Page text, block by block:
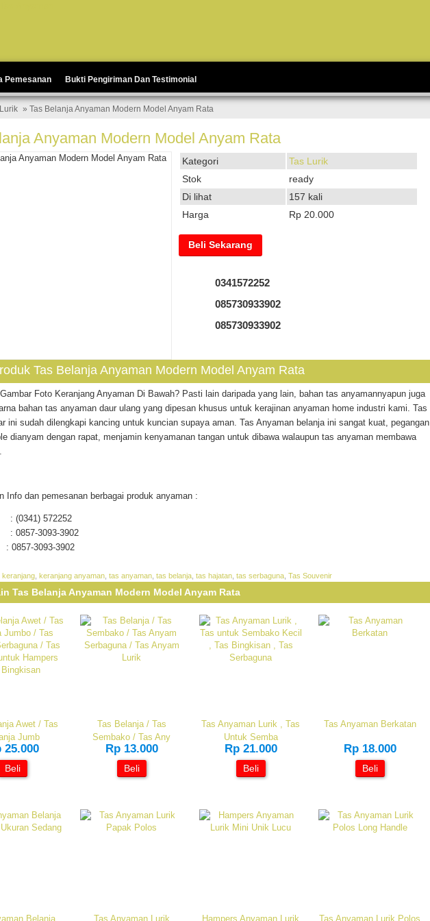
Pemesanan Bukti Pengiriman Dan Testimonial
» Tas Belanja Anyaman Modern Model Anyam Rata
Anyaman Modern Model Anyam Rata
Kategori
Tas Lurik
Stok
ready
Di lihat
157 kali
Harga
Rp 20.000
Beli Sekarang
0341572252
085730933902
085730933902
Tas Belanja Anyaman Modern Model Anyam Rata
Foto Keranjang Anyaman Di Bawah? Pasti lain daripada yang lain, bahan tas anyamannyapun juga
bahan tas anyaman daur ulang yang dipesan khusus untuk kerajinan anyaman home industri kami. Tas
ini sudah dilengkapi kancing untuk kuncian supaya aman. Tas Anyaman belanja ini sangat kuat, pegangan
dianyam dengan rapat, menjamin kenyamanan tangan untuk dibawa walaupun tas anyaman membawa
Info dan pemesanan berbagai produk anyaman :
572252
3093-3902
0857-3093-3902
keranjang keranjang anyaman tas anyaman tas belanja tas hajatan tas serbaguna Tas Souvenir
Tas Belanja Anyaman Modern Model Anyam Rata
Awet / Tas
Jumb
25.000
Beli
Tas Belanja / Tas
Sembako / Tas Any
Rp 13.000
Beli
Tas Anyaman Lurik , Tas
Untuk Semba
Rp 21.000
Beli
Tas Anyaman Berkatan
Rp 18.000
Beli
Belanja Tas Anyaman Lurik Hampers Anyaman Lurik Tas Anyaman Lurik Polos